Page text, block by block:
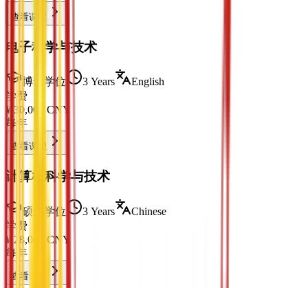
查看课程
电子科学与技术
博士学位 3 Years
English
学费
¥ 30,000
CNY
每年
查看课程
计算机科学与技术
硕士学位 3 Years
Chinese
学费
¥ 28,000
CNY
每年
查看课程